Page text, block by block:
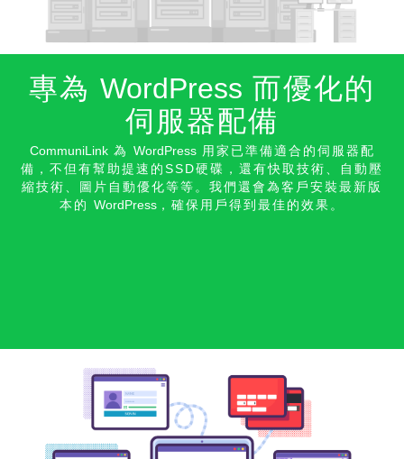
專為 WordPress 而優化的
伺服器配備
CommuniLink為 WordPress用家已準備適合的伺服器配
備，不但有幫助提速的SSD硬碟，還有快取技術、自動壓
縮技術、圖片自動優化等等。我們還會為客戶安裝最新版
本的 WordPress ，確保用戶得到最佳的效果。